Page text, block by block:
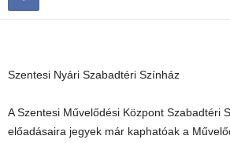
Szentesi Nyári Szabadtéri Színház
A Szentesi Művelődési Központ Szabadtéri
előadásaira jegyek már kaphatóak a